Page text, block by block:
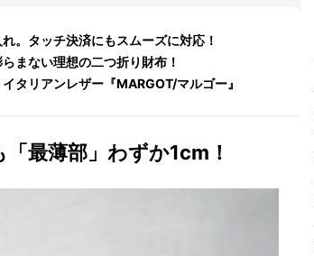
。タッチ決済にもスムーズに対応！
まない理想の二つ折り財布！
タリアンレザー『MARGOT/マルゴー』
最薄部」わずか1cm！